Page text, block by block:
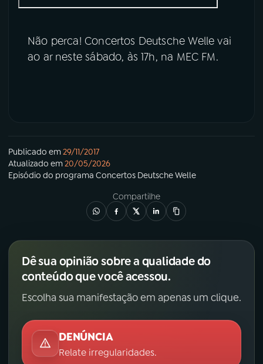
Não perca! Concertos Deutsche Welle vai
ao ar neste sábado, às 17h, na MEC FM.
Publicado em29/11/2017
Atualizado em20/05/2026
Episódio do programa Concertos Deutsche Welle
Compartilhe
Dê sua opinião sobre a qualidade do
conteúdo que você acessou.
Escolha sua manifestação em apenas um clique.
DENÚNCIA
Relate irregularidades.